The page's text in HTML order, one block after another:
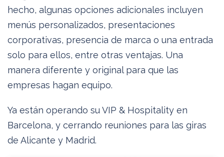
hecho, algunas opciones adicionales incluyen
menús personalizados, presentaciones
corporativas, presencia de marca o una entrada
solo para ellos, entre otras ventajas. Una
manera diferente y original para que las
empresas hagan equipo.
Ya están operando su VIP & Hospitality en
Barcelona, y cerrando reuniones para las giras
de Alicante y Madrid.